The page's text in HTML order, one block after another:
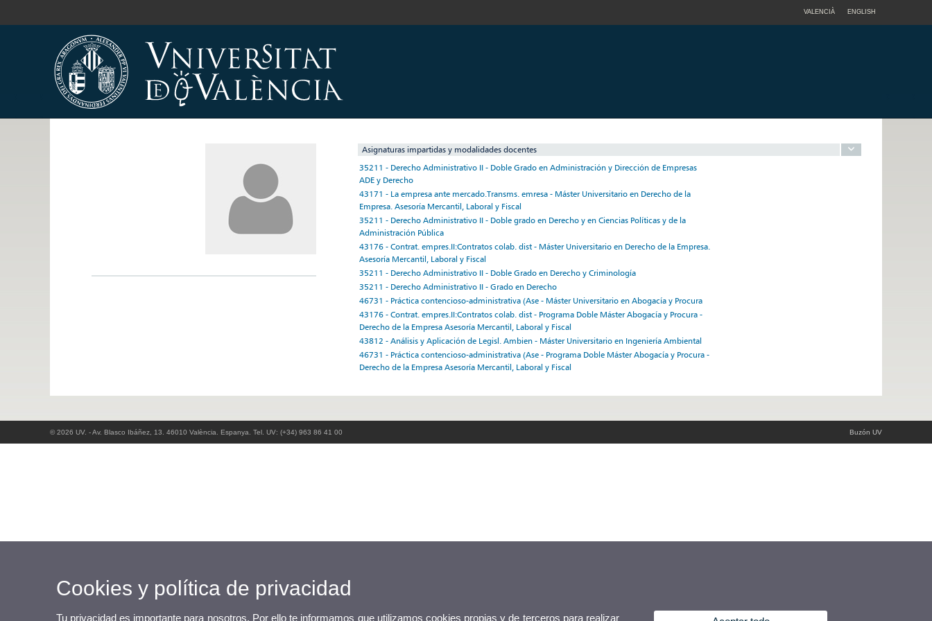
VALENCIÀ ENGLISH
Asignaturas impartidas y modalidades docentes
35211 - Derecho Administrativo II - Doble Grado en Administración y Dirección de Empresas
ADE y Derecho
43171 - La empresa ante mercado.Transms. emresa - Máster Universitario en Derecho de la
Empresa. Asesoría Mercantil, Laboral y Fiscal
35211 - Derecho Administrativo II - Doble grado en Derecho y en Ciencias Políticas y de la
Administración Pública
43176 - Contrat. empres.II:Contratos colab. dist - Máster Universitario en Derecho de la Empresa.
Asesoría Mercantil, Laboral y Fiscal
35211 - Derecho Administrativo II - Doble Grado en Derecho y Criminología
35211 - Derecho Administrativo II - Grado en Derecho
46731 - Práctica contencioso-administrativa (Ase - Máster Universitario en Abogacía y Procura
43176 - Contrat. empres.II:Contratos colab. dist - Programa Doble Máster Abogacía y Procura -
Derecho de la Empresa Asesoría Mercantil, Laboral y Fiscal
43812 - Análisis y Aplicación de Legisl. Ambien - Máster Universitario en Ingeniería Ambiental
46731 - Práctica contencioso-administrativa (Ase - Programa Doble Máster Abogacía y Procura -
Derecho de la Empresa Asesoría Mercantil, Laboral y Fiscal
© 2026 UV. - Av. Blasco Ibáñez, 13. 46010 València. Espanya. Tel. UV: (+34) 963 86 41 00 Buzón UV
Cookies y política de privacidad
Tu privacidad es importante para nosotros. Por ello te informamos que utilizamos cookies propias y de terceros para realizar